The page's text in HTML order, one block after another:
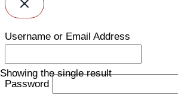
Showing the single result
Username or Email Address
Password